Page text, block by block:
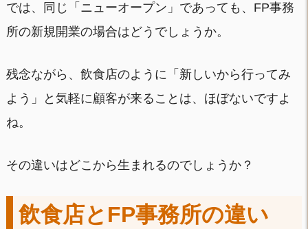
では、同じ「ニューオープン」であっても、FP事務
所の新規開業の場合はどうでしょうか。
残念ながら、飲食店のように「新しいから行ってみ
よう」と気軽に顧客が来ることは、ほぼないですよ
ね。
その違いはどこから生まれるのでしょうか？
飲食店とFP事務所の違い